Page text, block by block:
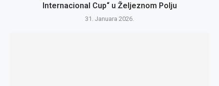
Internacional Cup“ u Željeznom Polju
31. Januara 2026.